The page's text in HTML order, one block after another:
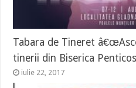
Tabara de Tineret
tinerii din Biserica
iulie 22, 2017